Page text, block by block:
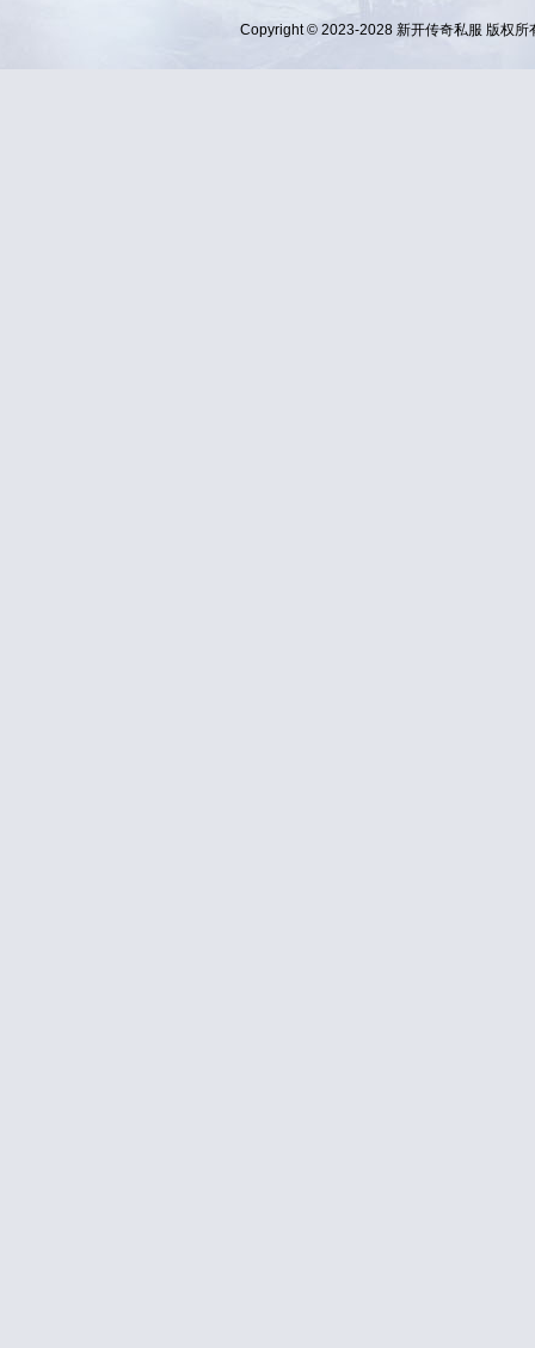
Copyright © 2023-2028 新开传奇私服 版权所